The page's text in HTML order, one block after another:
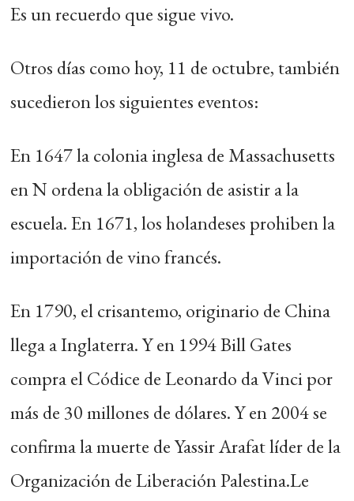
Es un recuerdo que sigue vivo.
Otros días como hoy, 11 de octubre, también
sucedieron los siguientes eventos:
En 1647 la colonia inglesa de Massachusetts
en N ordena la obligación de asistir a la
escuela. En 1671, los holandeses prohiben la
importación de vino francés.
En 1790, el crisantemo, originario de China
llega a Inglaterra. Y en 1994 Bill Gates
compra el Códice de Leonardo da Vinci por
más de 30 millones de dólares. Y en 2004 se
confirma la muerte de Yassir Arafat líder de la
Organización de Liberación Palestina.Le